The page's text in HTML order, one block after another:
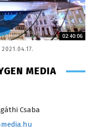
02:40:06
2021.04.17.
MEDIA
Csaba